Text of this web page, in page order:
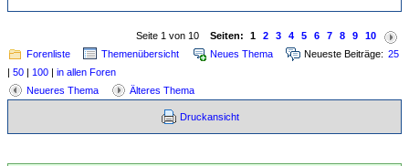
Seite 1 von 10 Seiten: 1 2 3 4 5 6 7 8 9
10
Forenliste
Themenübersicht Neues Thema Neueste Beiträge: 25
| 50 | 100 | in allen Foren
Neueres Thema
Älteres Thema
Druckansicht